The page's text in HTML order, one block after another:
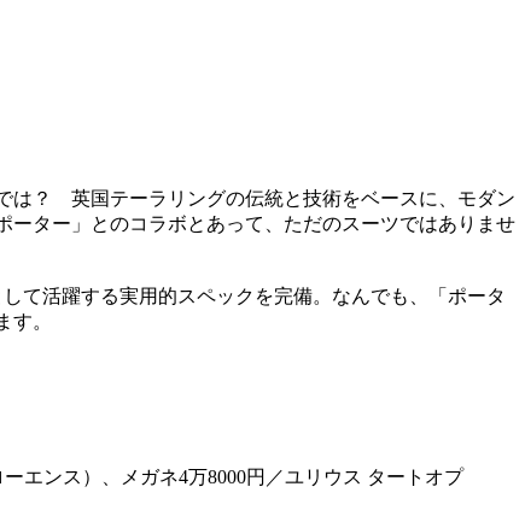
は？ 英国テーラリングの伝統と技術をベースに、モダン
ター」とのコラボとあって、ただのスーツではありませ
て活躍する実用的スペックを完備。なんでも、「ポータ
。